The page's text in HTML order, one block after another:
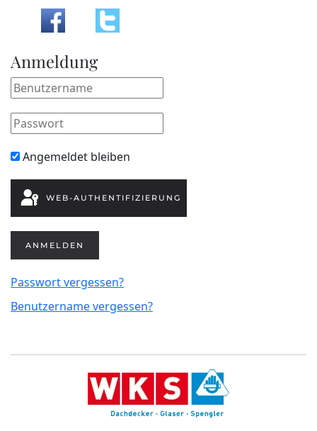
Anmeldung
Angemeldet bleiben
WEB-AUTHENTIFIZIERUNG
ANMELDEN
Passwort vergessen?
Benutzername vergessen?